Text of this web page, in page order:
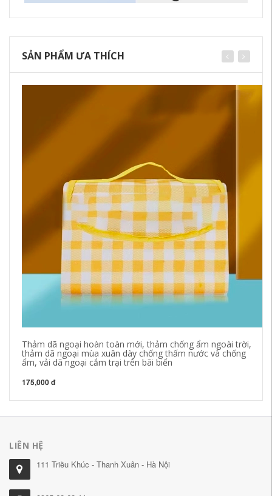
SẢN PHẨM ƯA THÍCH
Thảm dã ngoại hoàn toàn mới, thảm chống ẩm ngoài trời,
thảm dã ngoại mùa xuân dày chống thấm nước và chống
ẩm, vải dã ngoại cắm trại trên bãi biển
175,000 đ
LIÊN HỆ
111 Triều Khúc - Thanh Xuân - Hà Nội